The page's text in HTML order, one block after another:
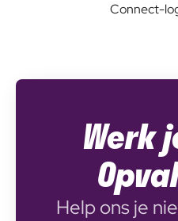
Connect-
Werk
Help ons je